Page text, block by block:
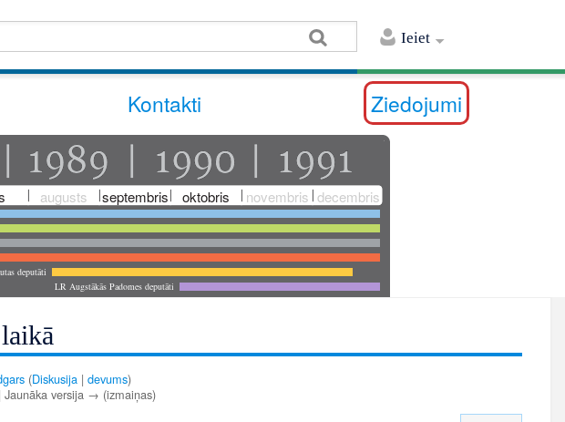
Ieiet
Kontakti Ziedojumi
augusts septembris oktobris novembris decembris
deputāti
LR Augstākās Padomes deputāti
(Diskusija | devums)
Jaunāka versija → (izmaiņas)